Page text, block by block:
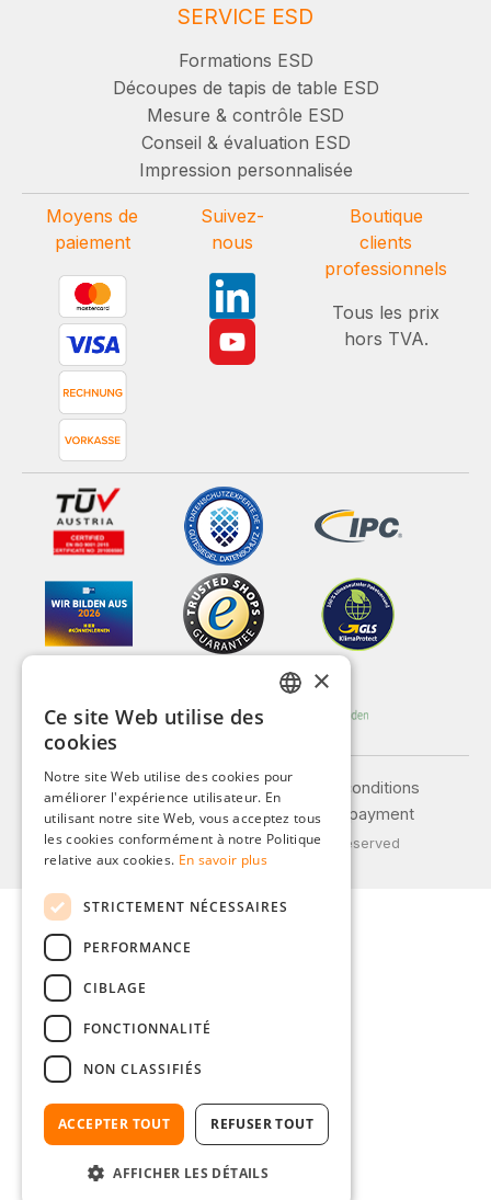
SERVICE ESD
Formations ESD
Découpes de tapis de table ESD
Mesure & contrôle ESD
Conseil & évaluation ESD
Impression personnalisée
Moyens de
paiement
Suivez-
nous
Boutique
clients
professionnels
Tous les prix
hors TVA.
Legal notice
General terms and conditions
Privacy policy
Shipping and payment
© 2026 Weidinger GmbH, All Rights Reserved
ITALIAN
POLISH
×
Ce site Web utilise des
cookies
Notre site Web utilise des cookies pour
améliorer l'expérience utilisateur. En
utilisant notre site Web, vous acceptez tous
les cookies conformément à notre Politique
relative aux cookies. En savoir plus
STRICTEMENT NÉCESSAIRES
PERFORMANCE
CIBLAGE
FONCTIONNALITÉ
NON CLASSIFIÉS
ACCEPTER TOUT REFUSER TOUT
AFFICHER LES DÉTAILS